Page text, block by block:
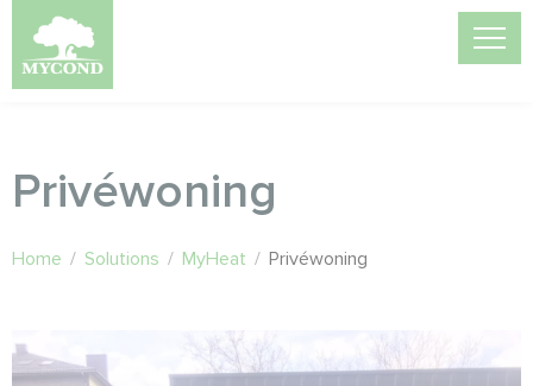
Privéwoning
Home / Solutions / MyHeat / Privéwoning